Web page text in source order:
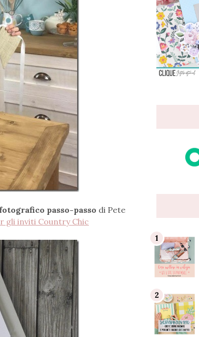
passo-passo di Pete
gli inviti Country Chic